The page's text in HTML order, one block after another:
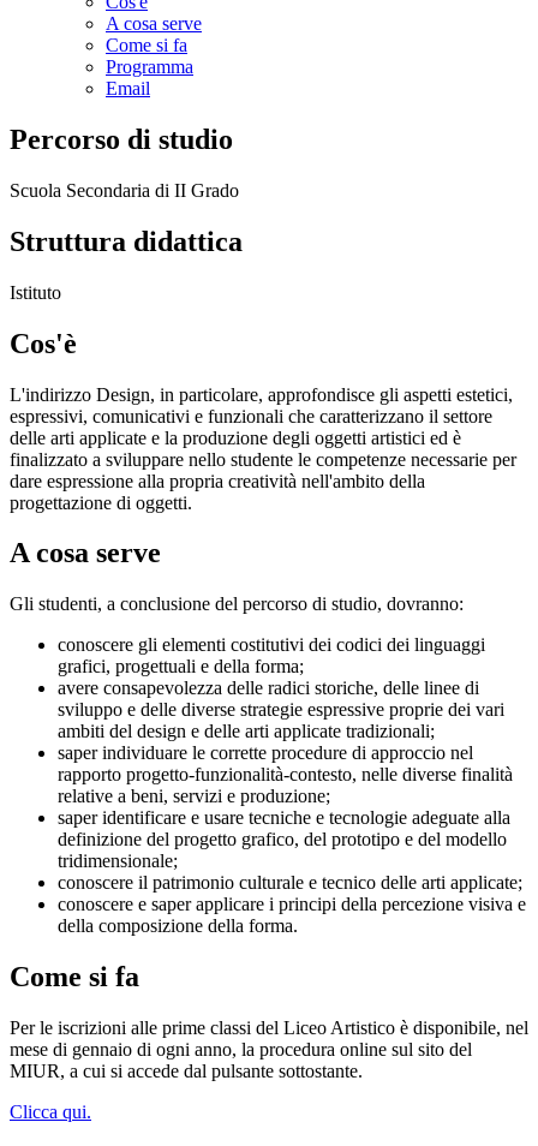
A cosa serve
Come si fa
Programma
Email
Percorso di studio
Scuola Secondaria di II Grado
Struttura didattica
Istituto
Cos'è
L'indirizzo Design, in particolare, approfondisce gli aspetti estetici,
espressivi, comunicativi e funzionali che caratterizzano il settore
delle arti applicate e la produzione degli oggetti artistici ed è
finalizzato a sviluppare nello studente le competenze necessarie per
dare espressione alla propria creatività nell'ambito della
progettazione di oggetti.
A cosa serve
Gli studenti, a conclusione del percorso di studio, dovranno:
conoscere gli elementi costitutivi dei codici dei linguaggi
grafici, progettuali e della forma;
avere consapevolezza delle radici storiche, delle linee di
sviluppo e delle diverse strategie espressive proprie dei vari
ambiti del design e delle arti applicate tradizionali;
saper individuare le corrette procedure di approccio nel
rapporto progetto-funzionalità-contesto, nelle diverse finalità
relative a beni, servizi e produzione;
saper identificare e usare tecniche e tecnologie adeguate alla
definizione del progetto grafico, del prototipo e del modello
tridimensionale;
conoscere il patrimonio culturale e tecnico delle arti applicate;
conoscere e saper applicare i principi della percezione visiva e
della composizione della forma.
Come si fa
Per le iscrizioni alle prime classi del Liceo Artistico è disponibile, nel
mese di gennaio di ogni anno, la procedura online sul sito del
MIUR, a cui si accede dal pulsante sottostante.
Clicca qui.